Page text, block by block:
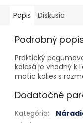
Popis Diskusia
Podrobný popis
Praktický
kolesá je vhodný k
matíc kolies s
Dodatočné
Kategória: